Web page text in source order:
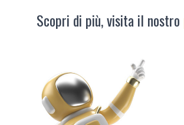
Scopri di più, visita il nostro